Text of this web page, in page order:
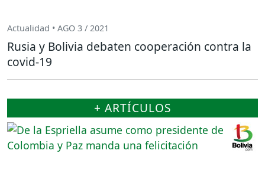
Actualidad • AGO 3 / 2021
Rusia y Bolivia debaten cooperación contra la
covid-19
+ ARTÍCULOS